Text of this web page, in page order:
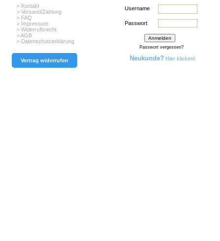
> Kontakt
> Versand/Zahlung
> FAQ
> Impressum
> Widerrufsrecht
> AGB
> Datenschutzerklärung
Vertrag widerrufen
Username
Passwort
Passwort vergessen?
Neukunde? Hier klicken!